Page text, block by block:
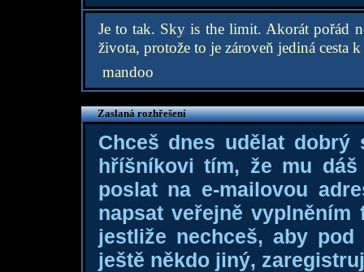
Je to tak. Sky is the limit. Akorát pořád
života, protože to je zároveň jediná cesta
mandoo
Zaslaná rozhřešení
Chceš dnes udělat dobrý
hříšníkovi tím, že mu
poslat na e-mailovou
napsat veřejně
jestliže nechceš, aby
ještě někdo jiný,